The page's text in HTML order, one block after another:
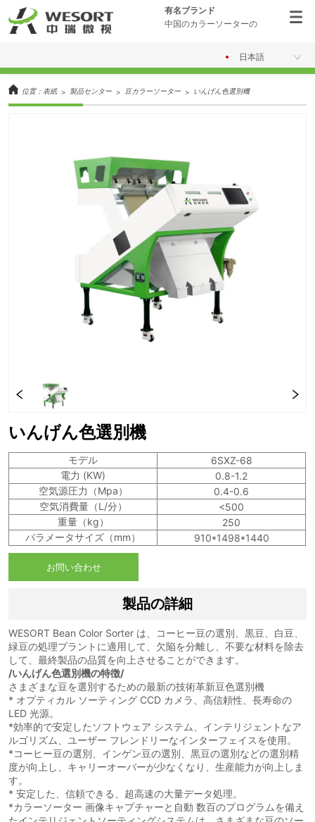
有名ブランド
中国のカラーソーターの
日本語
位置： 表紙 > 製品センター > 豆カラーソーター > いんげん色選別機
いんげん色選別機
お問い合わせ
製品の詳細
WESORT Bean Color Sorter は、コーヒー豆の選別、黒豆、白豆、
緑豆の処理プラントに適用して、欠陥を分離し、不要な材料を除去
して、最終製品の品質を向上させることができます。
/いんげん色選別機の特徴/
さまざまな豆を選別するための最新の技術革新豆色選別機
* オプティカル ソーティング CCD カメラ、高信頼性、長寿命の
LED 光源。
*効率的で安定したソフトウェア システム、インテリジェントなア
ルゴリズム、ユーザー フレンドリーなインターフェイスを使用。
*コーヒー豆の選別、インゲン豆の選別、黒豆の選別などの選別精
度が向上し、キャリーオーバーが少なくなり、生産能力が向上しま
す。
* 安定した、信頼できる、超高速の大量データ処理。
*カラーソーター 画像キャプチャーと自動 数百のプログラムを備え